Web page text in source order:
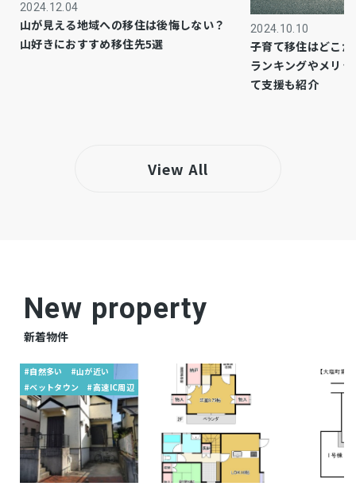
設備・条件 －
・都市ガス本管は、北側道路の本地付近まで敷設
昭和54年3月築（増築未登記部分有）
2024.12.04
山が見える地域への移住は後悔しない？
山好きにおすすめ移住先5選
2024.10.10
子育て移住はどこ
ランキングやメリ
て支援も紹介
View All
New property
新着物件
#自然多い
#山が近い
#ベットタウン
#高速IC周辺